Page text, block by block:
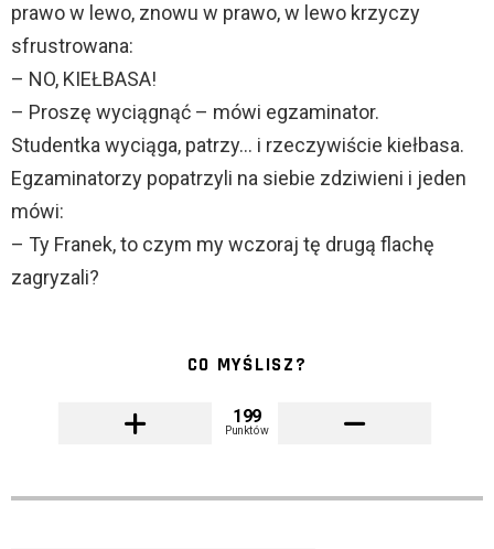
prawo w lewo, znowu w prawo, w lewo krzyczy
sfrustrowana:
– NO, KIEŁBASA!
– Proszę wyciągnąć – mówi egzaminator.
Studentka wyciąga, patrzy… i rzeczywiście kiełbasa.
Egzaminatorzy popatrzyli na siebie zdziwieni i jeden
mówi:
– Ty Franek, to czym my wczoraj tę drugą flachę
zagryzali?
CO MYŚLISZ?
199
Punktów